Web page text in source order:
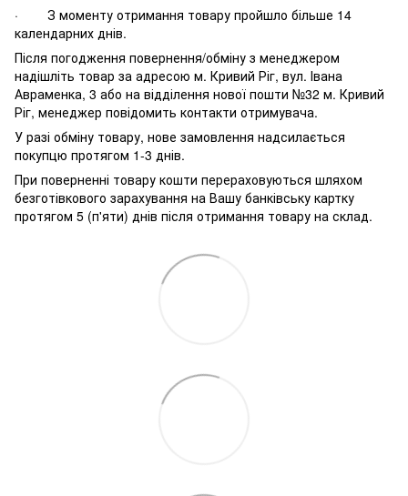
· З моменту отримання товару пройшло більше 14
календарних днів.
Після погодження повернення/обміну з менеджером
надішліть товар за адресою м. Кривий Ріг, вул. Івана
Авраменка, 3 або на відділення нової пошти №32 м. Кривий
Ріг, менеджер повідомить контакти отримувача.
У разі обміну товару, нове замовлення надсилається
покупцю протягом 1-3 днів.
При поверненні товару кошти перераховуються шляхом
безготівкового зарахування на Вашу банківську картку
протягом 5 (п'яти) днів після отримання товару на склад.